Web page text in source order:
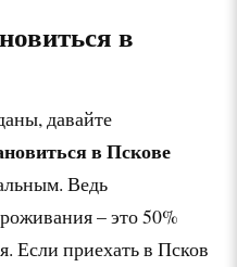
в
давайте
в Пскове
Ведь
– это 50%
Если приехать в Псков